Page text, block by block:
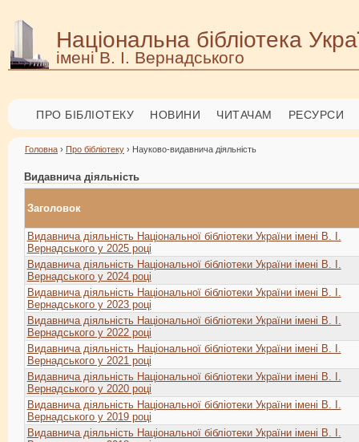
Національна бібліотека
імені В. І. Вернадського
ПРО БІБЛІОТЕКУ НОВИНИ ЧИТАЧАМ РЕСУРСИ
Головна › Про бібліотеку › Науково-видавнича діяльність
Видавнича діяльність
Заголовок
Видавнича діяльність Національної бібліотеки України імені В. І.
Вернадського у 2025 році
Видавнича діяльність Національної бібліотеки України імені В. І.
Вернадського у 2024 році
Видавнича діяльність Національної бібліотеки України імені В. І.
Вернадського у 2023 році
Видавнича діяльність Національної бібліотеки України імені В. І.
Вернадського у 2022 році
Видавнича діяльність Національної бібліотеки України імені В. І.
Вернадського у 2021 році
Видавнича діяльність Національної бібліотеки України імені В. І.
Вернадського у 2020 році
Видавнича діяльність Національної бібліотеки України імені В. І.
Вернадського у 2019 році
Видавнича діяльність Національної бібліотеки України імені В. І.